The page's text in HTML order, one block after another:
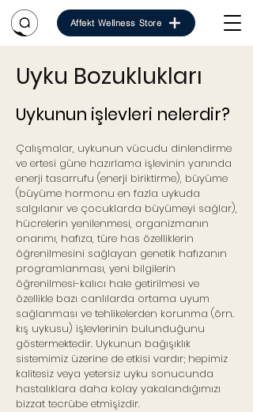
Affekt Wellness Store
Uyku Bozuklukları
Uykunun işlevleri nelerdir?
Çalışmalar, uykunun vücudu dinlendirme
ve ertesi güne hazırlama işlevinin yanında
enerji tasarrufu (enerji biriktirme), büyüme
(büyüme hormonu en fazla uykuda
salgılanır ve çocuklarda büyümeyi sağlar),
hücrelerin yenilenmesi, organizmanın
onarımı, hafıza, türe has özelliklerin
öğrenilmesini sağlayan genetik hafızanın
programlanması, yeni bilgilerin
öğrenilmesi-kalıcı hale getirilmesi ve
özellikle bazı canlılarda ortama uyum
sağlanması ve tehlikelerden korunma (örn.
kış uykusu) işlevlerinin bulunduğunu
göstermektedir. Uykunun bağışıklık
sistemimiz üzerine de etkisi vardır; hepimiz
kalitesiz veya yetersiz uyku sonucunda
hastalıklara daha kolay yakalandığımızı
bizzat tecrübe etmişizdir.